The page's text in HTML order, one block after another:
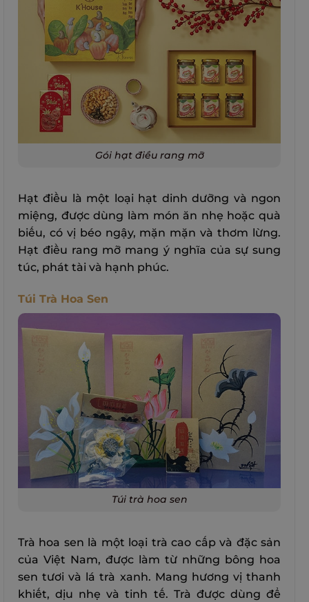
Gói hạt điều rang mỡ
Hạt điều là một loại hạt dinh dưỡng và ngon
miệng, được dùng làm món ăn nhẹ hoặc quà
biếu, có vị béo ngậy, mặn mặn và thơm lừng.
Hạt điều rang mỡ mang ý nghĩa của sự sung
túc, phát tài và hạnh phúc.
Túi Trà Hoa Sen
Túi trà hoa sen
Trà hoa sen là một loại trà cao cấp và đặc sản
của Việt Nam, được làm từ những bông hoa
sen tươi và lá trà xanh. Mang hương vị thanh
khiết, dịu nhẹ và tinh tế. Trà được dùng để